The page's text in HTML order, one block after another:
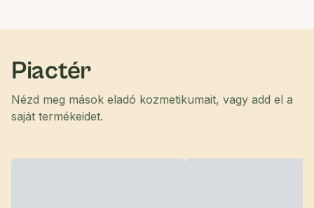
Piactér
Nézd meg mások eladó kozmetikumait, vagy add el a
saját termékeidet.